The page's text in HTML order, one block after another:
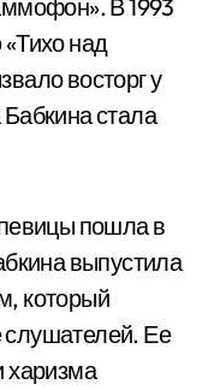
В 1993
над
восторг у
стала
пошла в
выпустила
который
слушателей. Ее
харизма